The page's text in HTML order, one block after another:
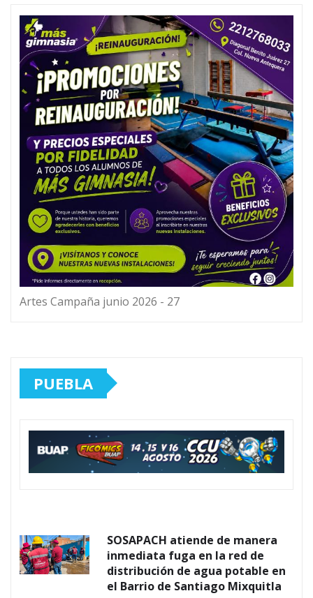
Artes Campaña junio 2026 - 27
PUEBLA
SOSAPACH atiende de manera
inmediata fuga en la red de
distribución de agua potable en
el Barrio de Santiago Mixquitla